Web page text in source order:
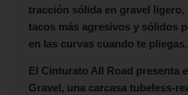
tracción sólida en gravel ligero,
tacos más agresivos y sólidos
en las curvas cuando te pliegas.
El Cinturato All Road presenta
Gravel, una carcasa tubeless-